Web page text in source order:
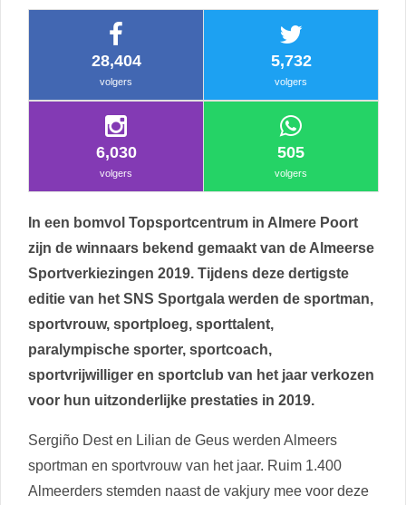
28,404
volgers
5,732
volgers
6,030
volgers
505
volgers
In een bomvol Topsportcentrum in Almere Poort
zijn de winnaars bekend gemaakt van de Almeerse
Sportverkiezingen 2019. Tijdens deze dertigste
editie van het SNS Sportgala werden de sportman,
sportvrouw, sportploeg, sporttalent,
paralympische sporter, sportcoach,
sportvrijwilliger en sportclub van het jaar verkozen
voor hun uitzonderlijke prestaties in 2019.
Sergiño Dest en Lilian de Geus werden Almeers
sportman en sportvrouw van het jaar. Ruim 1.400
Almeerders stemden naast de vakjury mee voor deze